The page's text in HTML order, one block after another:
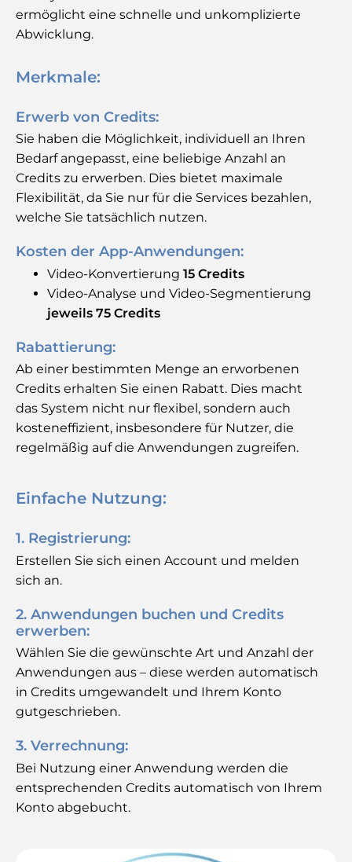
ermöglicht eine schnelle und unkomplizierte
Abwicklung.
Merkmale:
Erwerb von Credits:
Sie haben die Möglichkeit, individuell an Ihren
Bedarf angepasst, eine beliebige Anzahl an
Credits zu erwerben. Dies bietet maximale
Flexibilität, da Sie nur für die Services bezahlen,
welche Sie tatsächlich nutzen.
Kosten der App-Anwendungen:
Video-Konvertierung 15 Credits
Video-Analyse und Video-Segmentierung
jeweils 75 Credits
Rabattierung:
Ab einer bestimmten Menge an erworbenen
Credits erhalten Sie einen Rabatt. Dies macht
das System nicht nur flexibel, sondern auch
kosteneffizient, insbesondere für Nutzer, die
regelmäßig auf die Anwendungen zugreifen.
Einfache Nutzung:
1. Registrierung:
Erstellen Sie sich einen Account und melden
sich an.
2. Anwendungen buchen und Credits
erwerben:
Wählen Sie die gewünschte Art und Anzahl der
Anwendungen aus – diese werden automatisch
in Credits umgewandelt und Ihrem Konto
gutgeschrieben.
3. Verrechnung:
Bei Nutzung einer Anwendung werden die
entsprechenden Credits automatisch von Ihrem
Konto abgebucht.